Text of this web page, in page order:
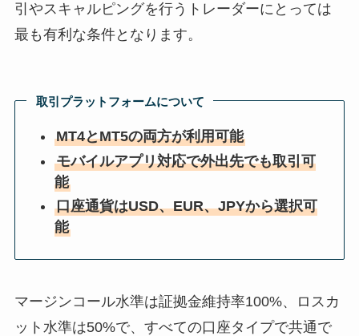
引やスキャルピングを行うトレーダーにとっては
最も有利な条件となります。
取引プラットフォームについて
MT4とMT5の両方が利用可能
モバイルアプリ対応で外出先でも取引可
能
口座通貨はUSD、EUR、JPYから選択可
能
マージンコール水準は証拠金維持率100%、ロスカ
ット水準は50%で、すべての口座タイプで共通で